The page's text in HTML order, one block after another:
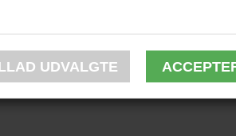
med navn.